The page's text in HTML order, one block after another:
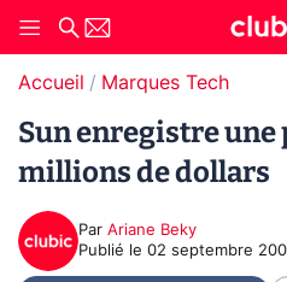
Accueil Marques Tech
Sun enregistre une
millions de dollars
Par Ariane Beky
Publié le 02 septembre